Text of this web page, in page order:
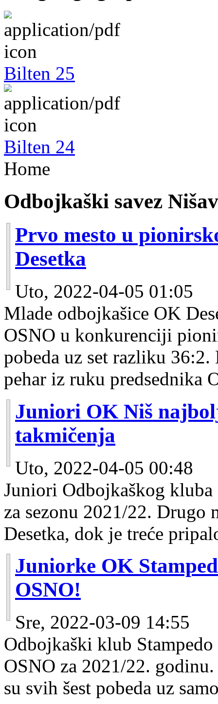
Bilten 25
Bilten 24
Home
Odbojkaški savez
Prvo mesto u
Desetka
Uto, 2022-04-05 01:05
Mlade odbojkašice OK
OSNO u konkurenciji
pobeda uz set razliku
pehar iz ruku
Juniori OK Niš
takmičenja
Uto, 2022-04-05 00:48
Juniori Odbojkaškog
za sezonu 2021/22.
Desetka, dok je treće
Juniorke OK
OSNO!
Sre, 2022-03-09 14:55
Odbojkaški klub
OSNO za 2021/22.
su svih šest pobeda uz